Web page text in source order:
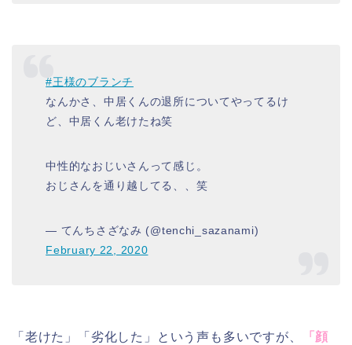
#王様のブランチ
なんかさ、中居くんの退所についてやってるけ
ど、中居くん老けたね笑
中性的なおじいさんって感じ。
おじさんを通り越してる、、笑
— てんちさざなみ (@tenchi_sazanami)
February 22, 2020
「老けた」「劣化した」という声も多いですが、
「顔